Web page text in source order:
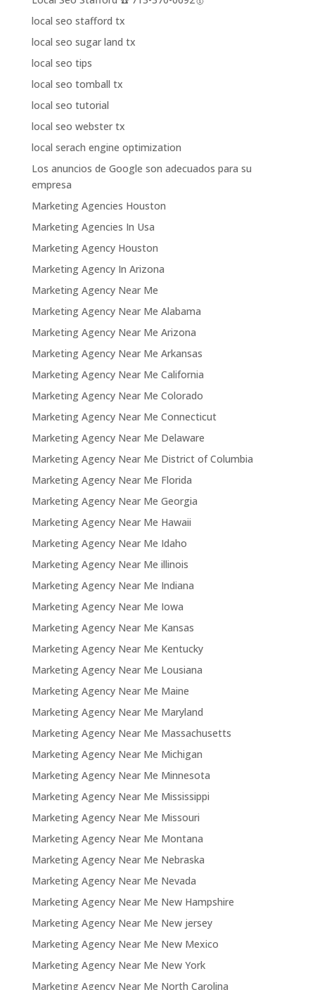
local seo stafford tx
local seo sugar land tx
local seo tips
local seo tomball tx
local seo tutorial
local seo webster tx
local serach engine optimization
Los anuncios de Google son adecuados para su
empresa
Marketing Agencies Houston
Marketing Agencies In Usa
Marketing Agency Houston
Marketing Agency In Arizona
Marketing Agency Near Me
Marketing Agency Near Me Alabama
Marketing Agency Near Me Arizona
Marketing Agency Near Me Arkansas
Marketing Agency Near Me California
Marketing Agency Near Me Colorado
Marketing Agency Near Me Connecticut
Marketing Agency Near Me Delaware
Marketing Agency Near Me District of Columbia
Marketing Agency Near Me Florida
Marketing Agency Near Me Georgia
Marketing Agency Near Me Hawaii
Marketing Agency Near Me Idaho
Marketing Agency Near Me illinois
Marketing Agency Near Me Indiana
Marketing Agency Near Me Iowa
Marketing Agency Near Me Kansas
Marketing Agency Near Me Kentucky
Marketing Agency Near Me Lousiana
Marketing Agency Near Me Maine
Marketing Agency Near Me Maryland
Marketing Agency Near Me Massachusetts
Marketing Agency Near Me Michigan
Marketing Agency Near Me Minnesota
Marketing Agency Near Me Mississippi
Marketing Agency Near Me Missouri
Marketing Agency Near Me Montana
Marketing Agency Near Me Nebraska
Marketing Agency Near Me Nevada
Marketing Agency Near Me New Hampshire
Marketing Agency Near Me New jersey
Marketing Agency Near Me New Mexico
Marketing Agency Near Me New York
Marketing Agency Near Me North Carolina